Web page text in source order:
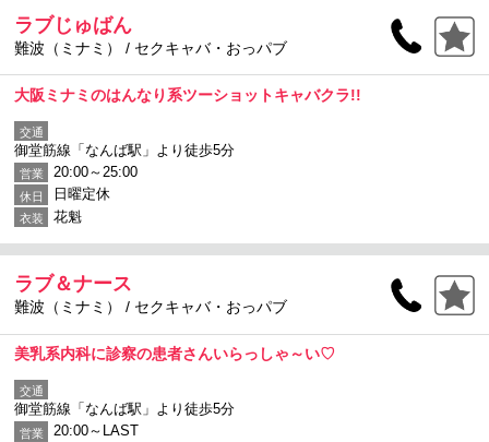
ラブじゅばん
難波（ミナミ） / セクキャバ・おっパブ
大阪ミナミのはんなり系ツーショットキャバクラ!!
交通
御堂筋線「なんば駅」より徒歩5分
営業 20:00～25:00
休日 日曜定休
衣装 花魁
ラブ＆ナース
難波（ミナミ） / セクキャバ・おっパブ
美乳系内科に診察の患者さんいらっしゃ～い♡
交通
御堂筋線「なんば駅」より徒歩5分
営業 20:00～LAST